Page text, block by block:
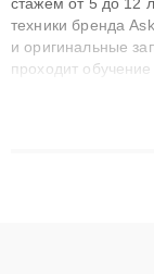
техники бренда
и оригинальные
проходит
сохранением